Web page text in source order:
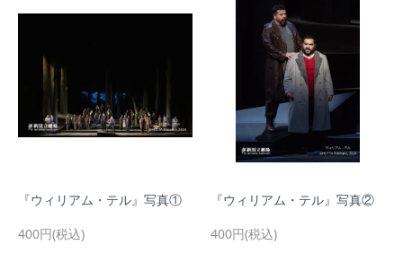
『ウィリアム・テル』写真①
400円(税込)
『ウィリアム・テル』写真②
400円(税込)